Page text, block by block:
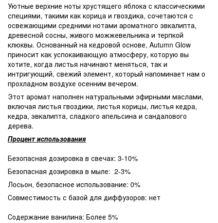
Уютные верхние ноты хрустящего яблока с классическими
специями, такими как корица и гвоздика, сочетаются с
освежающими средними нотами ароматного эвкалипта,
древесной сосны, живого можжевельника и терпкой
клюквы. Основанный на кедровой основе, Autumn Glow
приносит как успокаивающую атмосферу, которую вы
хотите, когда листья начинают меняться, так и
интригующий, свежий элемент, который напоминает нам о
прохладном воздухе осенним вечером.
Этот аромат наполнен натуральными эфирными маслами,
включая листья гвоздики, листья корицы, листья кедра,
кедра, эвкалипта, сладкого апельсина и сандалового
дерева.
Процент использования
Безопасная дозировка в свечах: 3-10%
Безопасная дозировка в мыле: 2-3%
Лосьон, безопасное использование: 0%
Совместимость с базой для диффузоров: нет
Содержание ванилина: Более 5%